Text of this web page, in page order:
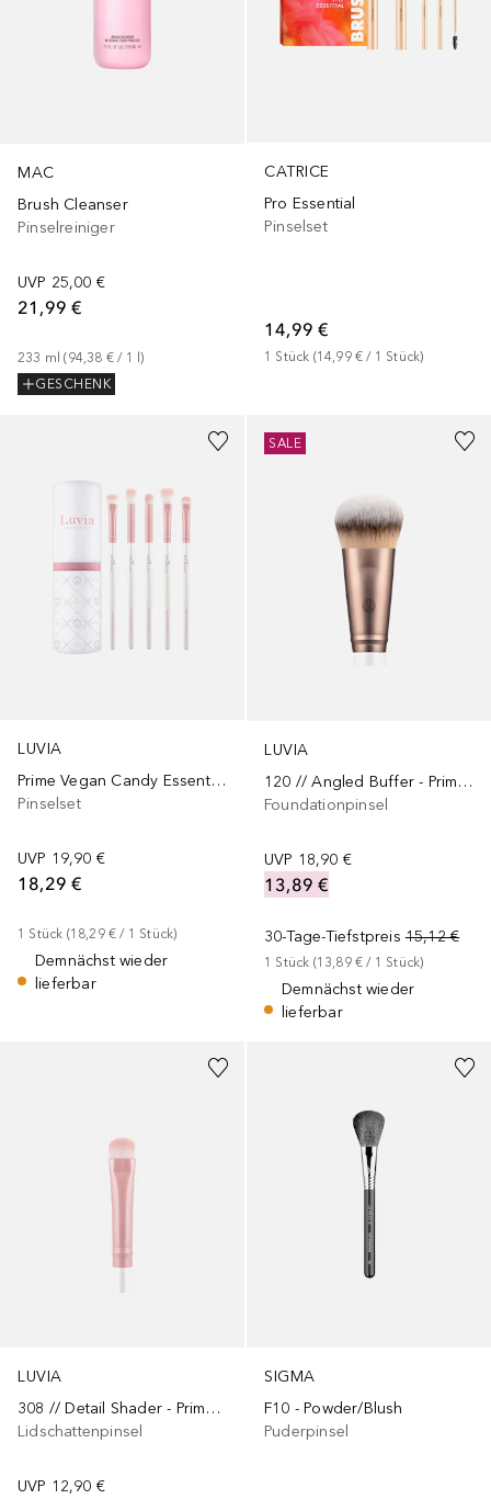
MAC
Brush Cleanser
Pinselreiniger
UVP 25,00 €
21,99 €
233 ml (94,38 € / 1 l)
GESCHENK
CATRICE
Pro Essential
Pinselset
14,99 €
1 Stück (14,99 € / 1 Stück)
LUVIA
Prime Vegan Candy Essential Eye Set
Pinselset
UVP 19,90 €
18,29 €
1 Stück (18,29 € / 1 Stück)
Demnächst wieder
lieferbar
LUVIA
120 // Angled Buffer - Prime Vegan Elegance
Foundationpinsel
UVP 18,90 €
13,89 €
30-Tage-Tiefstpreis 15,12 €
1 Stück (13,89 € / 1 Stück)
Demnächst wieder
lieferbar
SALE
LUVIA
308 // Detail Shader - Prime Vegan Candy
Lidschattenpinsel
UVP 12,90 €
SIGMA
F10 - Powder/Blush
Puderpinsel